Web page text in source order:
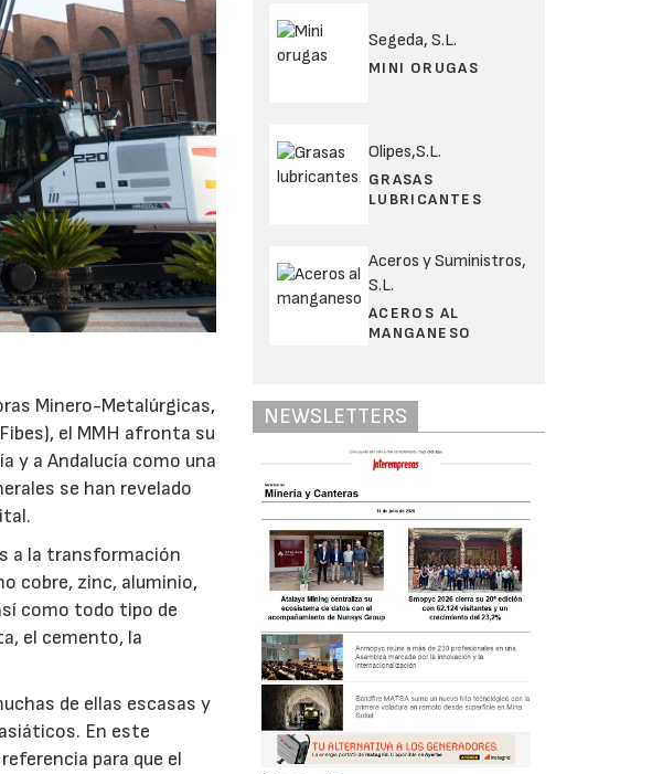
Minero-Metalúrgicas,
el MMH afronta su
y a Andalucía como una
se han revelado
a la transformación
cobre, zinc, aluminio,
como todo tipo de
el cemento, la
de ellas escasas y
En este
para que el
Segeda, S.L.
MINI ORUGAS
Olipes,S.L.
GRASAS
LUBRICANTES
Aceros y Suministros,
S.L.
ACEROS AL
MANGANESO
NEWSLETTERS